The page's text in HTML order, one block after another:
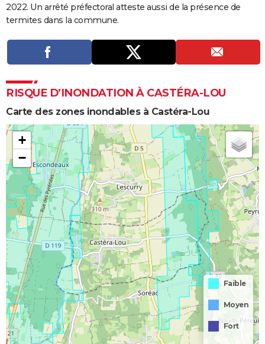
S'inscrire
Se connecter
Lycées
Collèges
Primaires
Universités
Entreprises
Service militaire
Avis de recherche
AVIS DE DÉCÈS
FORUM
Bricolage
Lifestyle
Culture
Sport
Auto
Television
Voyage
Cinema
2022. Un arrêté préfectoral atteste aussi de la présence de
termites dans la commune.
RISQUE D’INONDATION À CASTÉRA-LOU
Carte des zones inondables à Castéra-Lou
+
−
Faible
Moyen
Fort